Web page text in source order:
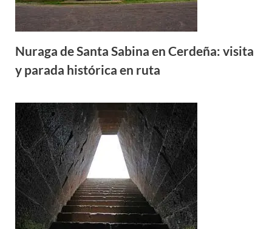
Nuraga de Santa Sabina en Cerdeña: visita
y parada histórica en ruta